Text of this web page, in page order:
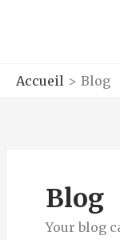
Accueil
Blog
Blog
Your blog